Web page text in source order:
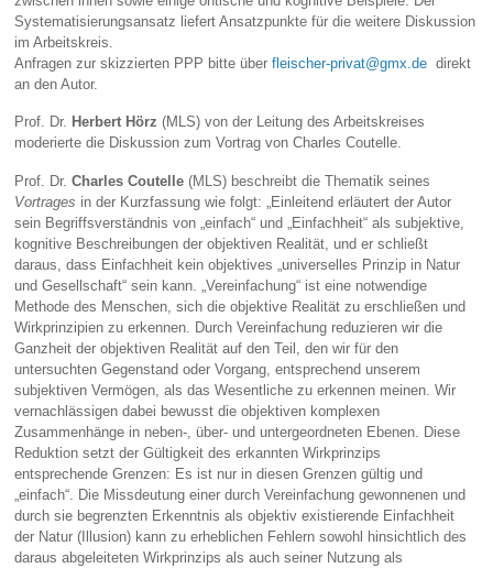
Systematisierungsansatz liefert Ansatzpunkte für die weitere Diskussion
im Arbeitskreis.
Anfragen zur skizzierten PPP bitte überfleischer-privat@gmx.de direkt
an den Autor.
Prof. Dr. Herbert Hörz (MLS) von der Leitung des Arbeitskreises
moderierte die Diskussion zum Vortrag von Charles Coutelle.
Prof. Dr.Charles Coutelle (MLS) beschreibt die Thematik seines
Vortrages in der Kurzfassung wie folgt: „Einleitend erläutert der Autor
sein Begriffsverständnis von „einfach“ und „Einfachheit“ als subjektive,
kognitive Beschreibungen der objektiven Realität, und er schließt
daraus, dass Einfachheit kein objektives „universelles Prinzip in Natur
und Gesellschaft“ sein kann. „Vereinfachung“ ist eine notwendige
Methode des Menschen, sich die objektive Realität zu erschließen und
Wirkprinzipien zu erkennen. Durch Vereinfachung reduzieren wir die
Ganzheit der objektiven Realität auf den Teil, den wir für den
untersuchten Gegenstand oder Vorgang, entsprechend unserem
subjektiven Vermögen, als das Wesentliche zu erkennen meinen. Wir
vernachlässigen dabei bewusst die objektiven komplexen
Zusammenhänge in neben-, über- und untergeordneten Ebenen. Diese
Reduktion setzt der Gültigkeit des erkannten Wirkprinzips
entsprechende Grenzen: Es ist nur in diesen Grenzen gültig und
„einfach“. Die Missdeutung einer durch Vereinfachung gewonnenen und
durch sie begrenzten Erkenntnis als objektiv existierende Einfachheit
der Natur (Illusion) kann zu erheblichen Fehlern sowohl hinsichtlich des
daraus abgeleiteten Wirkprinzips als auch seiner Nutzung als